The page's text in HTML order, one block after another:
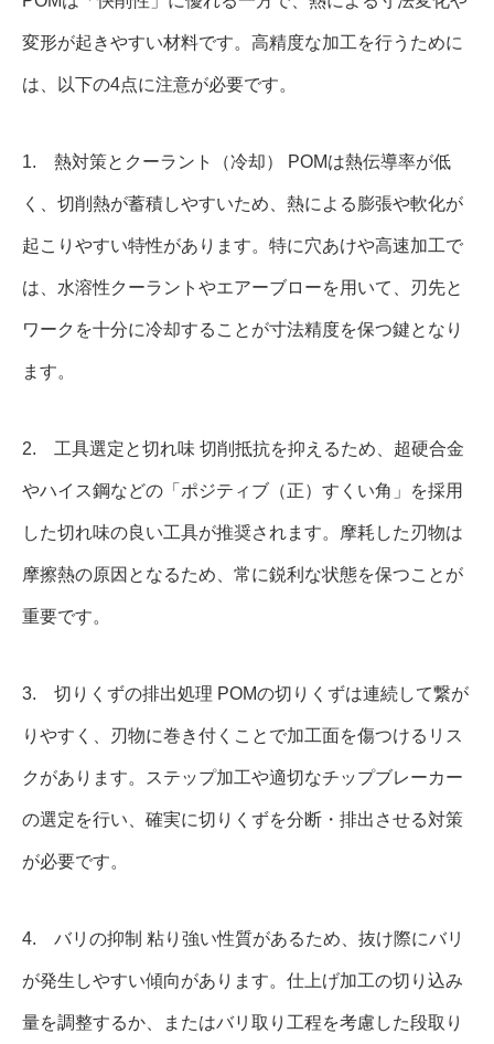
変形が起きやすい材料です。高精度な加工を行うために
は、以下の4点に注意が必要です。
1. 熱対策とクーラント（冷却） POMは熱伝導率が低
く、切削熱が蓄積しやすいため、熱による膨張や軟化が
起こりやすい特性があります。特に穴あけや高速加工で
は、水溶性クーラントやエアーブローを用いて、刃先と
ワークを十分に冷却することが寸法精度を保つ鍵となり
ます。
2. 工具選定と切れ味 切削抵抗を抑えるため、超硬合金
やハイス鋼などの「ポジティブ（正）すくい角」を採用
した切れ味の良い工具が推奨されます。摩耗した刃物は
摩擦熱の原因となるため、常に鋭利な状態を保つことが
重要です。
3. 切りくずの排出処理 POMの切りくずは連続して繋が
りやすく、刃物に巻き付くことで加工面を傷つけるリス
クがあります。ステップ加工や適切なチップブレーカー
の選定を行い、確実に切りくずを分断・排出させる対策
が必要です。
4. バリの抑制 粘り強い性質があるため、抜け際にバリ
が発生しやすい傾向があります。仕上げ加工の切り込み
量を調整するか、またはバリ取り工程を考慮した段取り